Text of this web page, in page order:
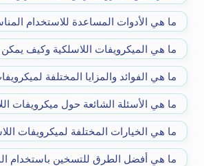
ما هي الأدوات المساعدة للاستخدام
ما هي الميكرويفات اللاسلكية وكيف
ما هي الفوائد والمزايا المختلفة
ما هي الأسئلة الشائعة حول ميكرويفات
ما هي الخيارات المختلفة لميكرويفات
ما هي أفضل الطرق للتسخين باستخدام